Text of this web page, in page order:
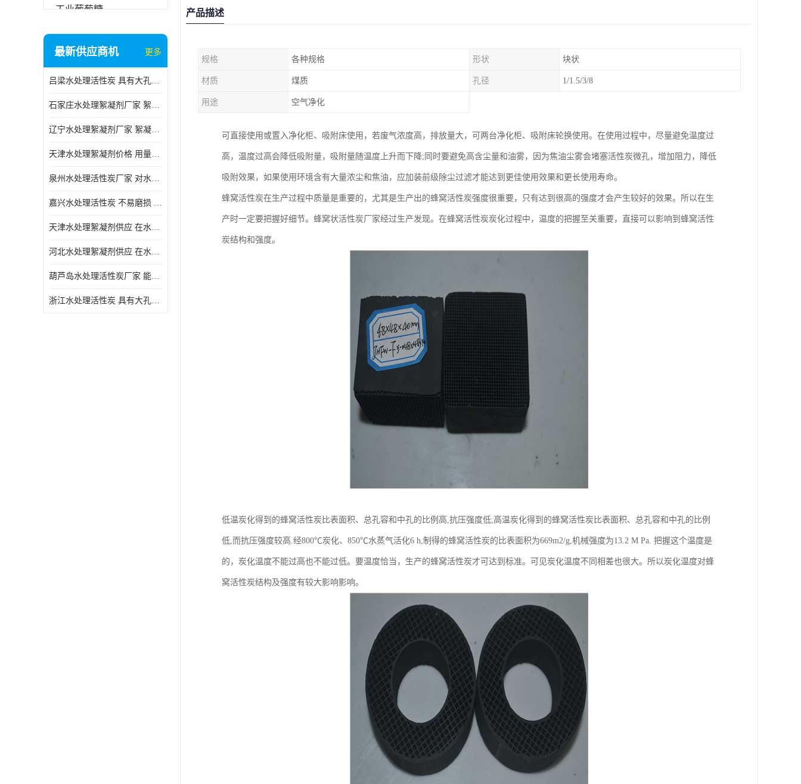
工业葡萄糖
废气处理活性炭
块状活性炭
最新供应商机 更多
吕梁水处理活性炭 具有大孔结构 适用于多种水处理工艺和需求
石家庄水处理絮凝剂厂家 絮凝速度快 便于后续的沉淀和过滤处理
辽宁水处理絮凝剂厂家 絮凝效果好 使水质得到明显的改善
天津水处理絮凝剂价格 用量相对较少 便于后续的沉淀和过滤处理
泉州水处理活性炭厂家 对水中的微小颗粒有较好的去除效果
嘉兴水处理活性炭 不易磨损 碎裂和粉化 能够吸附大分子有机物
天津水处理絮凝剂供应 在水中的稳定性较好 絮凝速度快
河北水处理絮凝剂供应 在水中的稳定性较好 用量相对较少
葫芦岛水处理活性炭厂家 能够吸附大分子有机物 可再生能力较强
浙江水处理活性炭 具有大孔结构 具有较高的吸附能力
产品描述
规格 各种规格 形状 块状
材质 煤质 孔径 1/1.5/3/8
用途 空气净化
可直接使用或置入净化柜、吸附床使用，若废气浓度高，排放量大，可两台净化柜、吸附床轮换使用。在使用过程中，尽量避免温度过
高，温度过高会降低吸附量，吸附量随温度上升而下降;同时要避免高含尘量和油雾，因为焦油尘雾会堵塞活性炭微孔，增加阻力，降低
吸附效果，如果使用环境含有大量浓尘和焦油，应加装前级除尘过滤才能达到更佳使用效果和更长使用寿命。
蜂窝活性炭在生产过程中质量是重要的，尤其是生产出的蜂窝活性炭强度很重要，只有达到很高的强度才会产生较好的效果。所以在生
产时一定要把握好细节。蜂窝状活性炭厂家经过生产发现。在蜂窝活性炭炭化过程中，温度的把握至关重要，直接可以影响到蜂窝活性
炭结构和强度。
低温炭化得到的蜂窝活性炭比表面积、总孔容和中孔的比例高,抗压强度低;高温炭化得到的蜂窝活性炭比表面积、总孔容和中孔的比例
低,而抗压强度较高.经800℃炭化、850℃水蒸气活化6 h,制得的蜂窝活性炭的比表面积为669m2/g,机械强度为13.2 M Pa. 把握这个温度是
的，炭化温度不能过高也不能过低。要温度恰当，生产的蜂窝活性炭才可达到标准。可见炭化温度不同相差也很大。所以炭化温度对蜂
窝活性炭结构及强度有较大影响影响。